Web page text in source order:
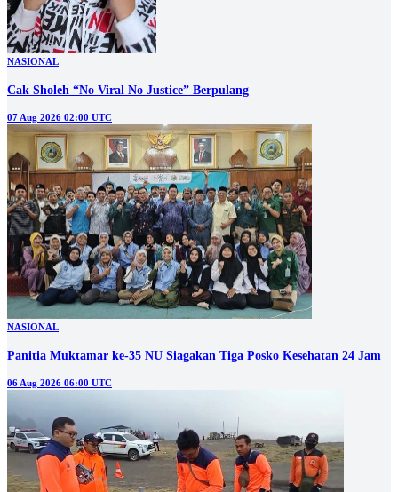
NASIONAL
Cak Sholeh “No Viral No Justice” Berpulang
07 Aug 2026 02:00 UTC
NASIONAL
Panitia Muktamar ke-35 NU Siagakan Tiga Posko Kesehatan 24 Jam
06 Aug 2026 06:00 UTC